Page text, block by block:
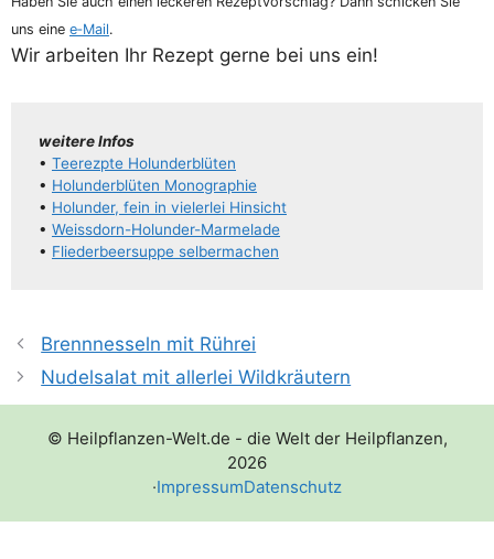
uns eine e‑Mail.
Wir arbei­ten Ihr Rezept ger­ne bei uns ein!
wei­te­re Infos
• Tee­rezpte Holunderblüten
• Holun­der­blü­ten Monographie
• Holun­der, fein in vie­ler­lei Hinsicht
• Weis­s­­dorn-Holun­­der-Mar­­me­la­­de
• Flie­der­be­er­sup­pe selbermachen
Brennnesseln mit Rührei
Nudelsalat mit allerlei Wildkräutern
© Heilpflanzen-Welt.de - die Welt der Heilpflanzen,
2026
·ImpressumDatenschutz